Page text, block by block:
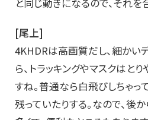
と同じ動きになるので、それを
[尾上]
4KHDRは高画質だし、細かい
ら、トラッキングやマスクはと
すね。普通なら白飛びしちゃ
残っていたりする。なので、後